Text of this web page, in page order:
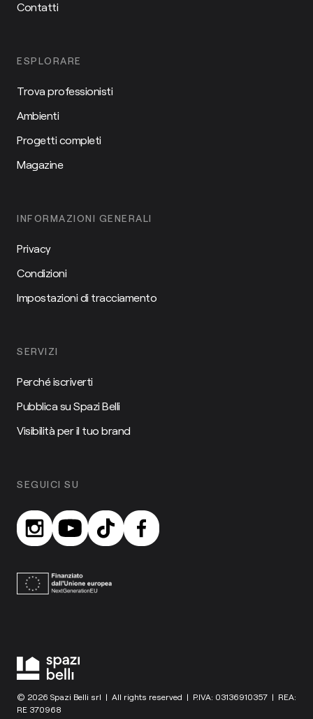
Contatti
ESPLORARE
Trova professionisti
Ambienti
Progetti completi
Magazine
INFORMAZIONI GENERALI
Privacy
Condizioni
Impostazioni di tracciamento
SERVIZI
Perché iscriverti
Pubblica su Spazi Belli
Visibilità per il tuo brand
SEGUICI SU
© 2026 Spazi Belli srl | All rights reserved | P.IVA: 03136910357 | REA:
RE 370968